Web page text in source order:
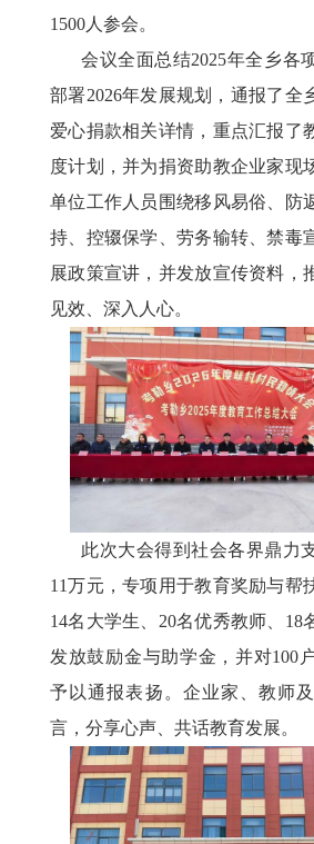
1500人参会。
会议全面总结2025年全乡各
部署2026年发展规划，通报了全
爱心捐款相关详情，重点汇报了
度计划，并为捐资助教企业家现
单位工作人员围绕移风易俗、防
持、控辍保学、劳务输转、禁毒
展政策宣讲，并发放宣传资料，
见效、深入人心。
此次大会得到社会各界鼎力
11万元，专项用于教育奖励与帮
14名大学生、20名优秀教师、18
发放鼓励金与助学金，并对100
予以通报表扬。企业家、教师
言，分享心声、共话教育发展。